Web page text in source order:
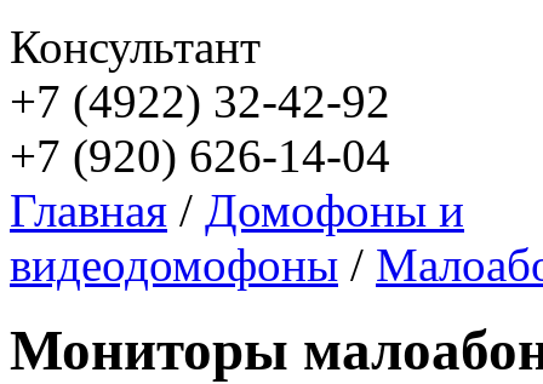
Консультант
+7 (4922) 32-42-92
+7 (920) 626-14-04
Главная / Домофоны и
видеодомофоны /
Мониторы